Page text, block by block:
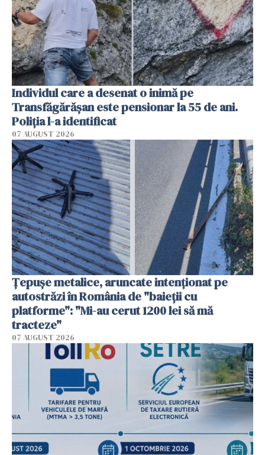
Individul care a desenat o inimă pe
Transfăgărășan este pensionar la 55 de ani.
Poliția l-a identificat
07 AUGUST 2026
Țepușe metalice, aruncate intenționat pe
autostrăzi în România de "baieții cu
platforme": "Mi-au cerut 1200 lei să mă
tracteze"
07 AUGUST 2026